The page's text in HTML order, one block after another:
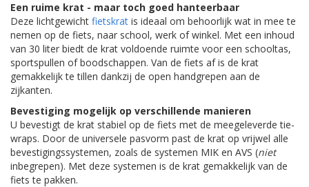
Een ruime krat - maar toch goed hanteerbaar
Deze lichtgewicht fietskrat is ideaal om behoorlijk wat in mee te
nemen op de fiets, naar school, werk of winkel. Met een inhoud
van 30 liter biedt de krat voldoende ruimte voor een schooltas,
sportspullen of boodschappen. Van de fiets af is de krat
gemakkelijk te tillen dankzij de open handgrepen aan de
zijkanten.
Bevestiging mogelijk op verschillende manieren
U bevestigt de krat stabiel op de fiets met de meegeleverde tie-
wraps. Door de universele pasvorm past de krat op vrijwel alle
bevestigingssystemen, zoals de systemen MIK en AVS (niet
inbegrepen). Met deze systemen is de krat gemakkelijk van de
fiets te pakken.